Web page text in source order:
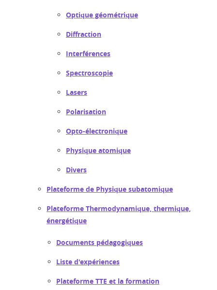
Optique géométrique
Diffraction
Interférences
Spectroscopie
Lasers
Polarisation
Opto-électronique
Physique atomique
Divers
Plateforme de Physique subatomique
Plateforme Thermodynamique, thermique,
énergétique
Documents pédagogiques
Liste d'expériences
Plateforme TTE et la formation